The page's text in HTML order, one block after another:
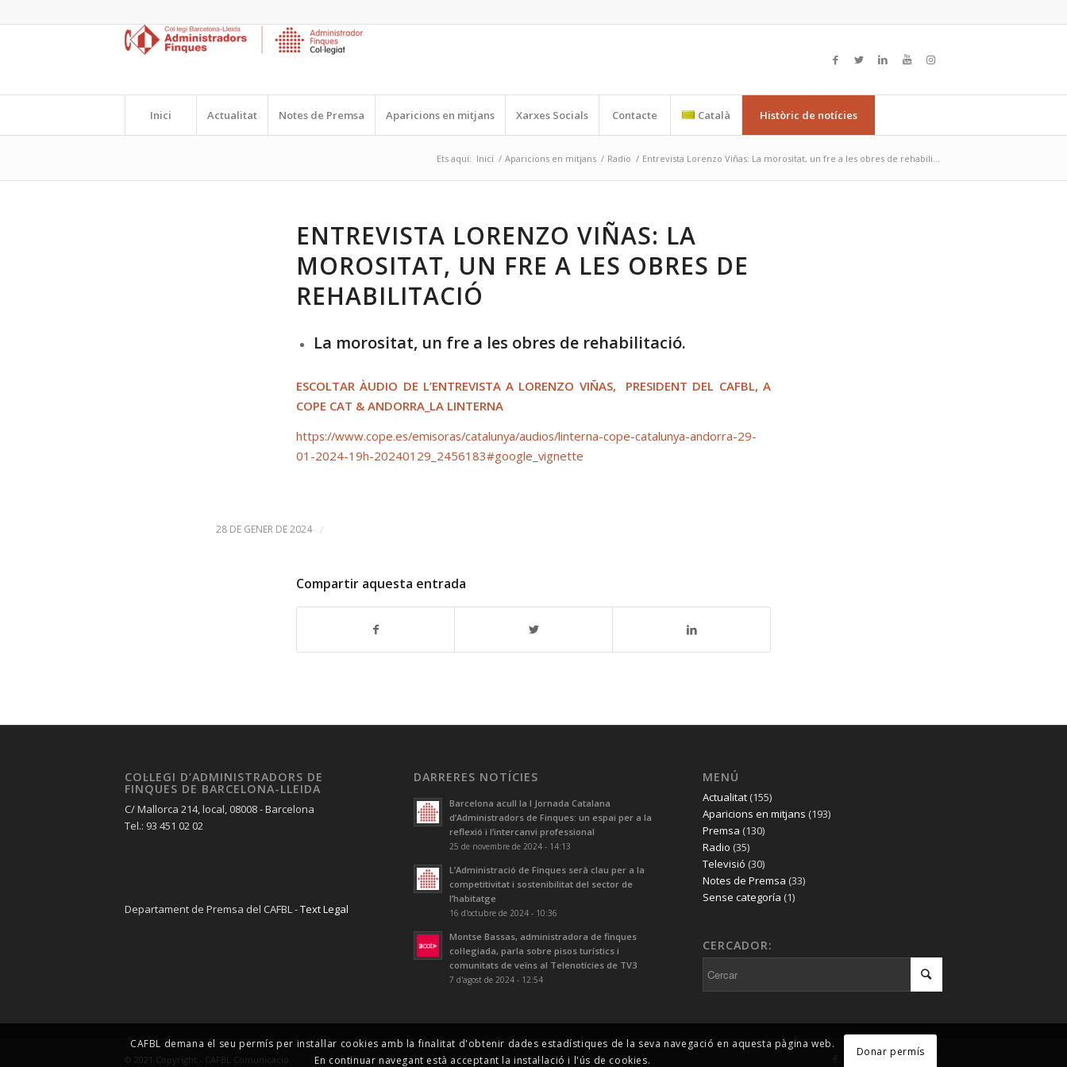
Inici Actualitat Notes de Premsa Aparicions en mitjans Xarxes Socials Contacte Català Històric de notícies
Ets aquí: Inici / Aparicions en mitjans / Radio / Entrevista Lorenzo Viñas: La morositat, un fre a les obres de rehabili...
ENTREVISTA LORENZO VIÑAS: LA
MOROSITAT, UN FRE A LES OBRES DE
REHABILITACIÓ
La morositat, un fre a les obres de rehabilitació.
ESCOLTAR ÀUDIO DE L’ENTREVISTA A LORENZO VIÑAS, PRESIDENT DEL CAFBL, A
COPE CAT & ANDORRA_LA LINTERNA
https://www.cope.es/emisoras/catalunya/audios/linterna-cope-catalunya-andorra-29-
01-2024-19h-20240129_2456183#google_vignette
28 DE GENER DE 2024 /
Compartir aquesta entrada
COL·LEGI D’ADMINISTRADORS DE
FINQUES DE BARCELONA-LLEIDA
C/ Mallorca 214, local, 08008 - Barcelona
Tel.: 93 451 02 02
Departament de Premsa del CAFBL -Text Legal
DARRERES NOTÍCIES
Barcelona acull la I Jornada Catalana
d’Administradors de Finques: un espai per a la
reflexió i l’intercanvi professional
25 de novembre de 2024 - 14:13
L’Administració de Finques serà clau per a la
competitivitat i sostenibilitat del sector de
l’habitatge
16 d'octubre de 2024 - 10:36
Montse Bassas, administradora de finques
col·legiada, parla sobre pisos turístics i
comunitats de veïns al Telenotícies de TV3
7 d'agost de 2024 - 12:54
MENÚ
Actualitat(155)
Aparicions en mitjans (193)
Premsa (130)
Radio (35)
Televisió (30)
Notes de Premsa (33)
Sense categoría (1)
CERCADOR:
© 2021 Copyright - CAFBL Comunicació
CAFBL demana el seu permís per instal·lar cookies amb la finalitat d'obtenir dades estadístiques de la seva navegació en aquesta pàgina web.
En continuar navegant està acceptant la instal·lació i l'ús de cookies.
Donar permís